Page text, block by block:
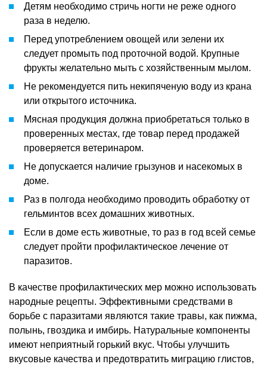
Детям необходимо стричь ногти не реже одного
раза в неделю.
Перед употреблением овощей или зелени их
следует промыть под проточной водой. Крупные
фрукты желательно мыть с хозяйственным мылом.
Не рекомендуется пить некипяченую воду из крана
или открытого источника.
Мясная продукция должна приобретаться только в
проверенных местах, где товар перед продажей
проверяется ветеринаром.
Не допускается наличие грызунов и насекомых в
доме.
Раз в полгода необходимо проводить обработку от
гельминтов всех домашних животных.
Если в доме есть животные, то раз в год всей семье
следует пройти профилактическое лечение от
паразитов.
В качестве профилактических мер можно использовать
народные рецепты. Эффективными средствами в
борьбе с паразитами являются такие травы, как пижма,
полынь, гвоздика и имбирь. Натуральные компоненты
имеют неприятный горький вкус. Чтобы улучшить
вкусовые качества и предотвратить миграцию глистов,